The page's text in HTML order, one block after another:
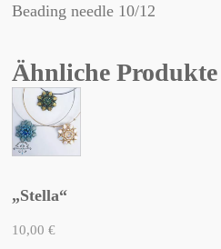
Beading needle 10/12
Ähnliche Produkte
„Stella“
10,00€